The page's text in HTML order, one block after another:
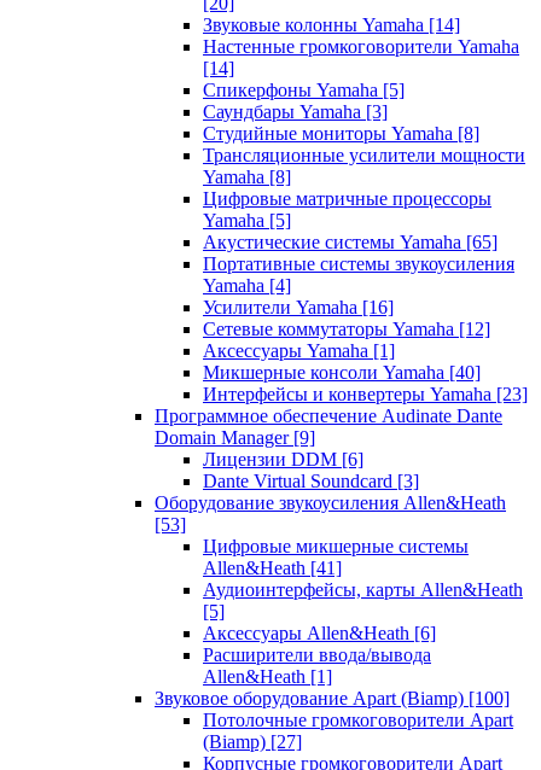
Звуковые колонны Yamaha [14]
Настенные громкоговорители Yamaha
[14]
Спикерфоны Yamaha [5]
Саундбары Yamaha [3]
Студийные мониторы Yamaha [8]
Трансляционные усилители мощности
Yamaha [8]
Цифровые матричные процессоры
Yamaha [5]
Акустические системы Yamaha [65]
Портативные системы звукоусиления
Yamaha [4]
Усилители Yamaha [16]
Сетевые коммутаторы Yamaha [12]
Аксессуары Yamaha [1]
Микшерные консоли Yamaha [40]
Интерфейсы и конвертеры Yamaha [23]
Программное обеспечение Audinate Dante
Domain Manager [9]
Лицензии DDM [6]
Dante Virtual Soundcard [3]
Оборудование звукоусиления Allen&Heath
[53]
Цифровые микшерные системы
Allen&Heath [41]
Аудиоинтерфейсы, карты Allen&Heath
[5]
Аксессуары Allen&Heath [6]
Расширители ввода/вывода
Allen&Heath [1]
Звуковое оборудование Apart (Biamp) [100]
Потолочные громкоговорители Apart
(Biamp) [27]
Корпусные громкоговорители Apart